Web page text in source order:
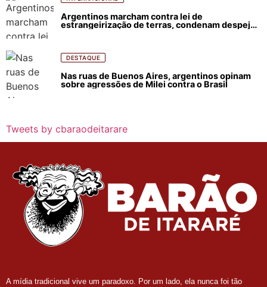
Argentinos marcham contra lei de
estrangeirização de terras, condenam despejos
DESTAQUE
Nas ruas de Buenos Aires, argentinos opinam
sobre agressões de Milei contra o Brasil
Tweets by cbaraodeitarare
A mídia tradicional vive um paradoxo. Por um lado, ela nunca foi tão